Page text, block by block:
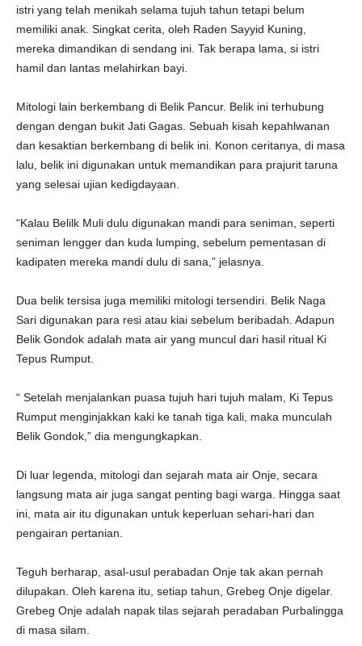
istri yang telah menikah selama tujuh tahun tetapi belum
memiliki anak. Singkat cerita, oleh Raden Sayyid Kuning,
mereka dimandikan di sendang ini. Tak berapa lama, si istri
hamil dan lantas melahirkan bayi.
Mitologi lain berkembang di Belik Pancur. Belik ini terhubung
dengan dengan bukit Jati Gagas. Sebuah kisah kepahlwanan
dan kesaktian berkembang di belik ini. Konon ceritanya, di masa
lalu, belik ini digunakan untuk memandikan para prajurit taruna
yang selesai ujian kedigdayaan.
“Kalau Belilk Muli dulu digunakan mandi para seniman, seperti
seniman lengger dan kuda lumping, sebelum pementasan di
kadipaten mereka mandi dulu di sana,” jelasnya.
Dua belik tersisa juga memiliki mitologi tersendiri. Belik Naga
Sari digunakan para resi atau kiai sebelum beribadah. Adapun
Belik Gondok adalah mata air yang muncul dari hasil ritual Ki
Tepus Rumput.
“ Setelah menjalankan puasa tujuh hari tujuh malam, Ki Tepus
Rumput menginjakkan kaki ke tanah tiga kali, maka munculah
Belik Gondok,” dia mengungkapkan.
Di luar legenda, mitologi dan sejarah mata air Onje, secara
langsung mata air juga sangat penting bagi warga. Hingga saat
ini, mata air itu digunakan untuk keperluan sehari-hari dan
pengairan pertanian.
Teguh berharap, asal-usul perabadan Onje tak akan pernah
dilupakan. Oleh karena itu, setiap tahun, Grebeg Onje digelar.
Grebeg Onje adalah napak tilas sejarah peradaban Purbalingga
di masa silam.